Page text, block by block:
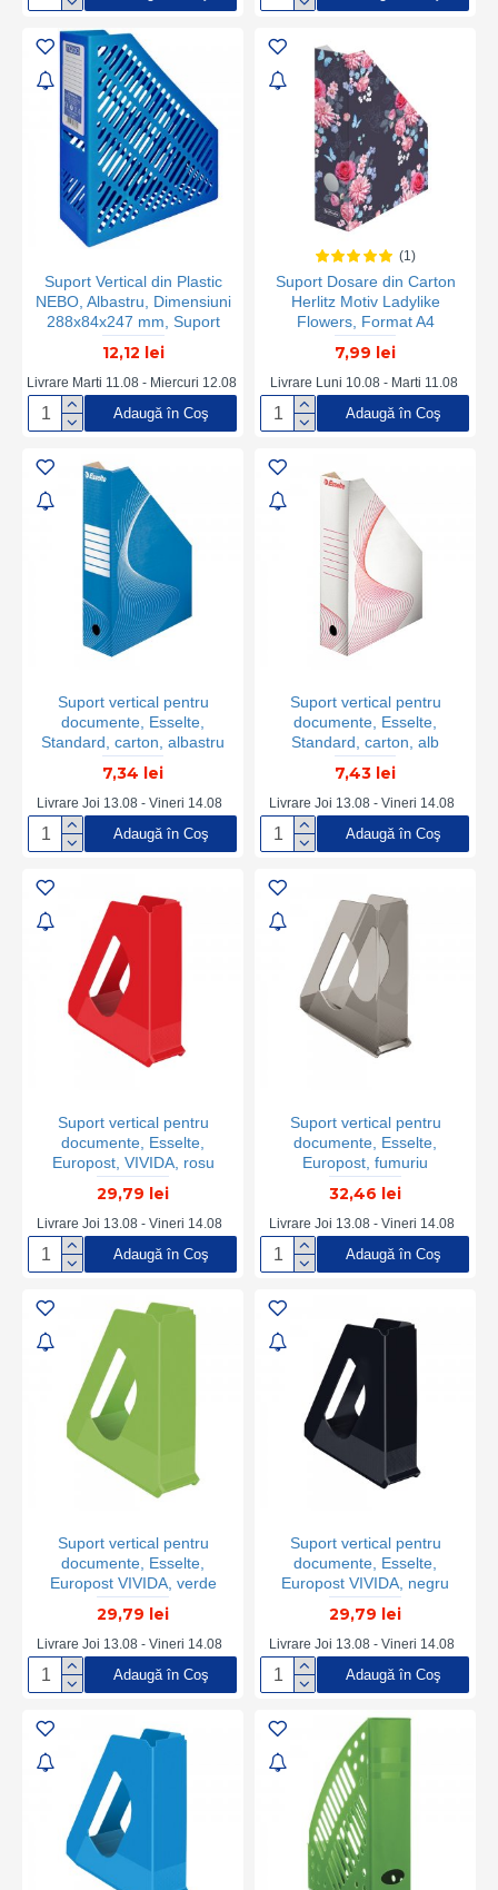
Organizator Reviste,
Organizator Dosare
Organizator Dosare
Suport Vertical din Plastic
NEBO, Albastru, Dimensiuni
288x84x247 mm, Suport
Documente, Suport
Documente Albastru, Suport
Documente din Plastic,
Suport Documente Vertical,
Organizator Documente,
Organizator Dosare
12,12 lei
Livrare Marti 11.08 - Miercuri 12.08
Adaugă în Coş
Suport Dosare din Carton
Herlitz Motiv Ladylike
Flowers, Format A4
7,99 lei
(1)
Livrare Luni 10.08 - Marti 11.08
Adaugă în Coş
Suport vertical pentru
documente, Esselte,
Standard, carton, albastru
7,34 lei
Livrare Joi 13.08 - Vineri 14.08
Adaugă în Coş
Suport vertical pentru
documente, Esselte,
Standard, carton, alb
7,43 lei
Livrare Joi 13.08 - Vineri 14.08
Adaugă în Coş
Suport vertical pentru
documente, Esselte,
Europost, VIVIDA, rosu
29,79 lei
Livrare Joi 13.08 - Vineri 14.08
Adaugă în Coş
Suport vertical pentru
documente, Esselte,
Europost, fumuriu
transparent
32,46 lei
Livrare Joi 13.08 - Vineri 14.08
Adaugă în Coş
Suport vertical pentru
documente, Esselte,
Europost VIVIDA, verde
29,79 lei
Livrare Joi 13.08 - Vineri 14.08
Adaugă în Coş
Suport vertical pentru
documente, Esselte,
Europost VIVIDA, negru
29,79 lei
Livrare Joi 13.08 - Vineri 14.08
Adaugă în Coş